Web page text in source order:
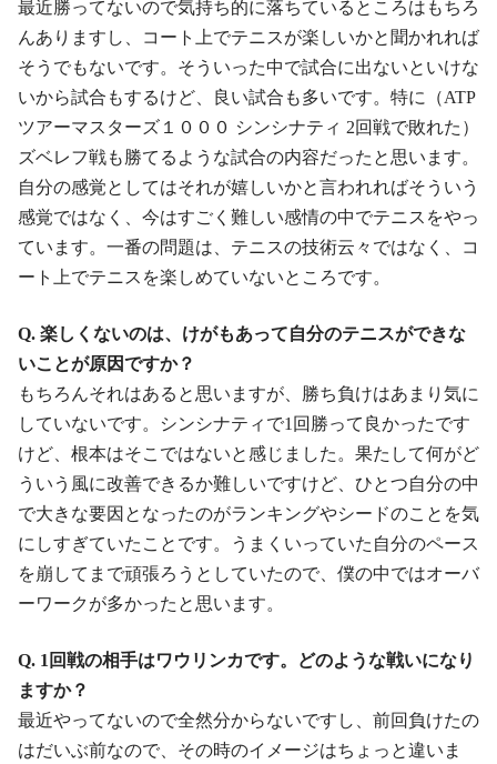
最近勝ってないので気持ち的に落ちているところはもちろ
んありますし、コート上でテニスが楽しいかと聞かれれば
そうでもないです。そういった中で試合に出ないといけな
いから試合もするけど、良い試合も多いです。特に（ATP
ツアーマスターズ１０００ シンシナティ 2回戦で敗れた）
ズベレフ戦も勝てるような試合の内容だったと思います。
自分の感覚としてはそれが嬉しいかと言われればそういう
感覚ではなく、今はすごく難しい感情の中でテニスをやっ
ています。一番の問題は、テニスの技術云々ではなく、コ
ート上でテニスを楽しめていないところです。
Q. 楽しくないのは、けがもあって自分のテニスができな
いことが原因ですか？
もちろんそれはあると思いますが、勝ち負けはあまり気に
していないです。シンシナティで1回勝って良かったです
けど、根本はそこではないと感じました。果たして何がど
ういう風に改善できるか難しいですけど、ひとつ自分の中
で大きな要因となったのがランキングやシードのことを気
にしすぎていたことです。うまくいっていた自分のペース
を崩してまで頑張ろうとしていたので、僕の中ではオーバ
ーワークが多かったと思います。
Q. 1回戦の相手はワウリンカです。どのような戦いになり
ますか？
最近やってないので全然分からないですし、前回負けたの
はだいぶ前なので、その時のイメージはちょっと違いま